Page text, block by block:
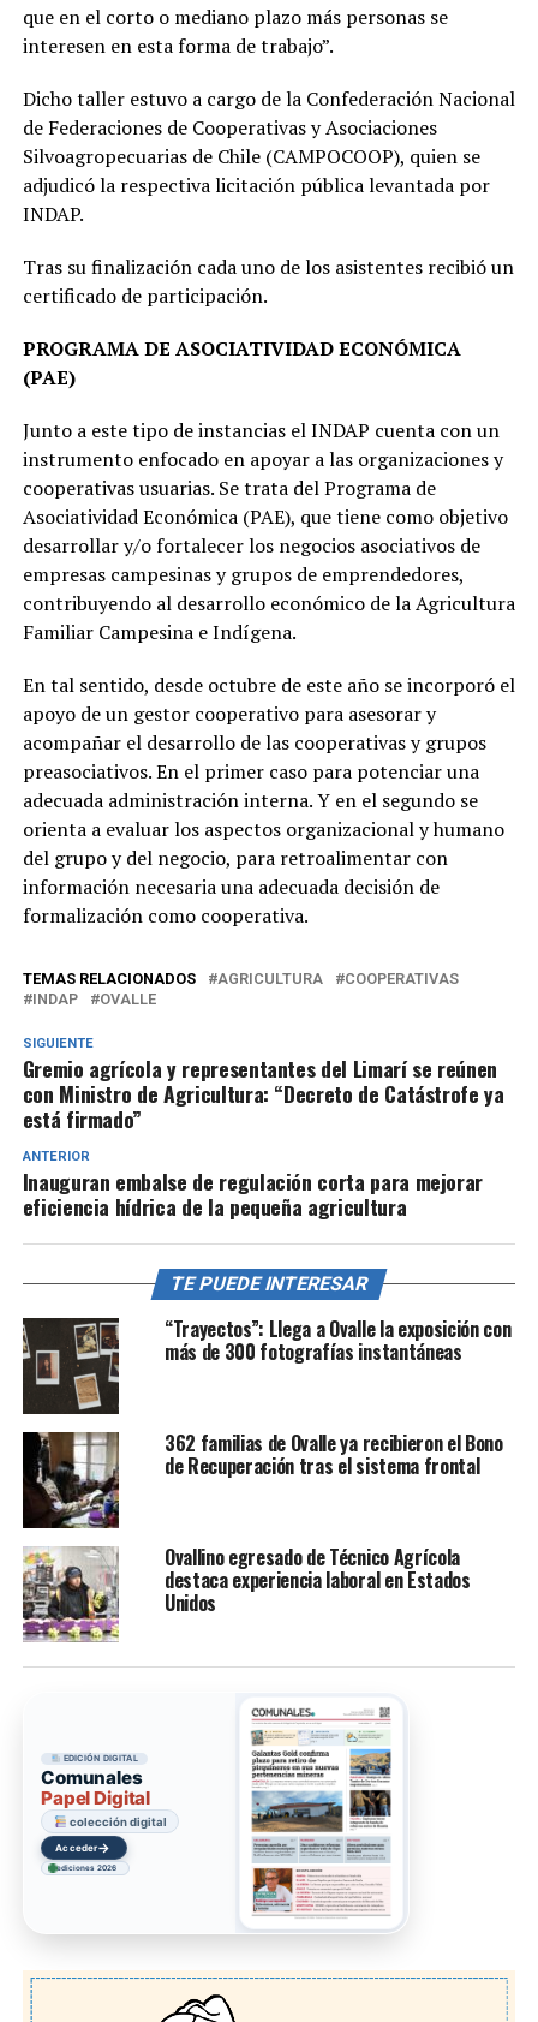
que en el corto o mediano plazo más personas se
interesen en esta forma de trabajo”.
Dicho taller estuvo a cargo de la Confederación Nacional
de Federaciones de Cooperativas y Asociaciones
Silvoagropecuarias de Chile (CAMPOCOOP), quien se
adjudicó la respectiva licitación pública levantada por
INDAP.
Tras su finalización cada uno de los asistentes recibió un
certificado de participación.
PROGRAMA DE ASOCIATIVIDAD ECONÓMICA
(PAE)
Junto a este tipo de instancias el INDAP cuenta con un
instrumento enfocado en apoyar a las organizaciones y
cooperativas usuarias. Se trata del Programa de
Asociatividad Económica (PAE), que tiene como objetivo
desarrollar y/o fortalecer los negocios asociativos de
empresas campesinas y grupos de emprendedores,
contribuyendo al desarrollo económico de la Agricultura
Familiar Campesina e Indígena.
En tal sentido, desde octubre de este año se incorporó el
apoyo de un gestor cooperativo para asesorar y
acompañar el desarrollo de las cooperativas y grupos
preasociativos. En el primer caso para potenciar una
adecuada administración interna. Y en el segundo se
orienta a evaluar los aspectos organizacional y humano
del grupo y del negocio, para retroalimentar con
información necesaria una adecuada decisión de
formalización como cooperativa.
TEMAS RELACIONADOS AGRICULTURA
COOPERATIVAS
INDAP
OVALLE
SIGUIENTE
Gremio agrícola y representantes del Limarí se reúnen
con Ministro de Agricultura: “Decreto de Catástrofe ya
está firmado”
ANTERIOR
Inauguran embalse de regulación corta para mejorar
eficiencia hídrica de la pequeña agricultura
TE PUEDE INTERESAR
“Trayectos”: Llega a Ovalle la exposición con
más de 300 fotografías instantáneas
362 familias de Ovalle ya recibieron el Bono
de Recuperación tras el sistema frontal
Ovallino egresado de Técnico Agrícola
destaca experiencia laboral en Estados
Unidos
EDICIÓN DIGITAL
Comunales
Papel Digital
colección digital
Acceder→
ediciones 2026